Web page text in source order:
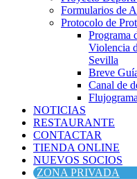
Formularios de
Protocolo de
Programa
Violencia
Sevilla
Breve
Canal de
Flujograma
NOTICIAS
RESTAURANTE
CONTACTAR
TIENDA ONLINE
NUEVOS SOCIOS
ZONA PRIVADA